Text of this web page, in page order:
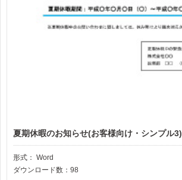
夏期休暇のお知らせ(お客様向け・シンプル3)
形式： Word
ダウンロード数：98